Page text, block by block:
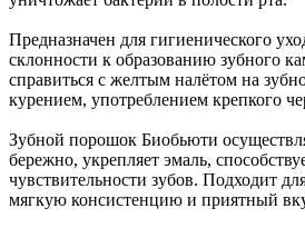
Предназначен для гигиенического
склонности к образованию зубного
справиться с желтым налётом на
курением, употреблением крепкого
Зубной порошок Биобьюти
бережно, укрепляет эмаль,
чувствительности зубов. Подходит
мягкую консистенцию и приятный